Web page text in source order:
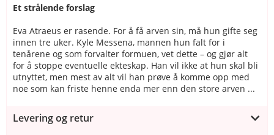
Et strålende forslag
Eva Atraeus er rasende. For å få arven sin, må hun gifte seg
innen tre uker. Kyle Messena, mannen hun falt for i
tenårene og som forvalter formuen, vet dette – og gjør alt
for å stoppe eventuelle ekteskap. Han vil ikke at hun skal bli
utnyttet, men mest av alt vil han prøve å komme opp med
noe som kan friste henne enda mer enn den store arven ...
Levering og retur